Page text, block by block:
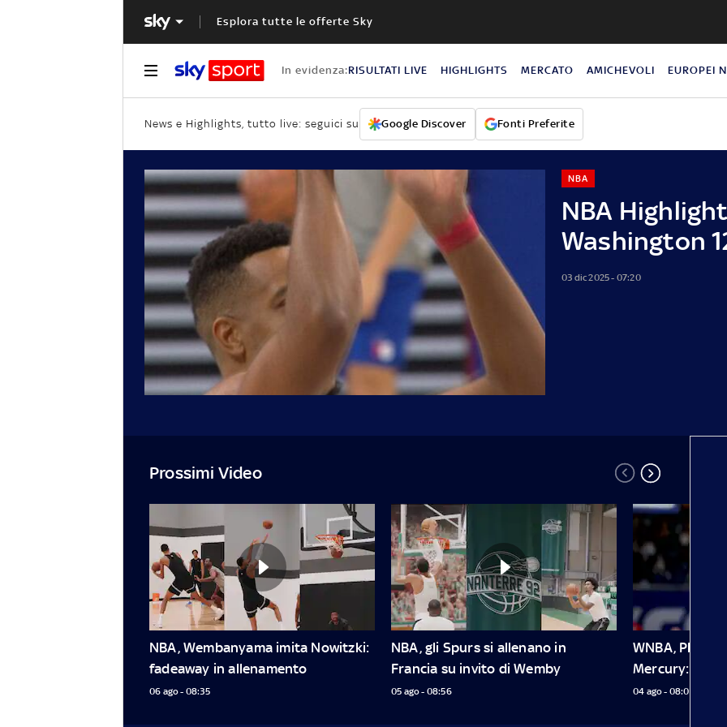
Esplora tutte le offerte Sky
In evidenza:RISULTATI LIVE HIGHLIGHTS MERCATO AMICHEVOLI EUROPEI
News e Highlights, tutto live: seguici su Google Discover Fonti Preferite
NBA
Washington
NBA
03 dic 2025 - 07:20
Prossimi Video
NBA, Wembanyama imita Nowitzki:
fadeaway in allenamento
06 ago - 08:35
NBA, gli Spurs si allenano in
Francia su invito di Wemby
05 ago - 08:56
WNBA, Plum
Mercury: 20
04 ago - 08:01